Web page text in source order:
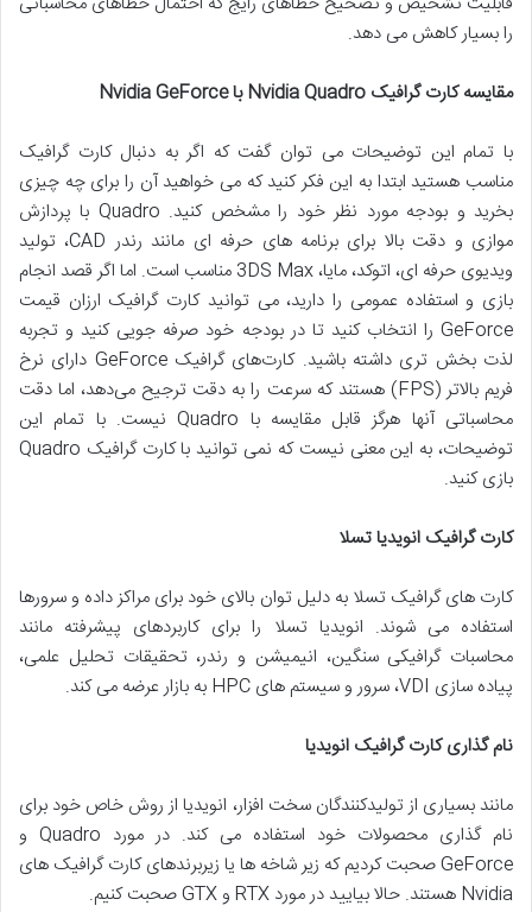
را بسیار کاهش می دهد.
مقایسه کارت گرافیک Nvidia Quadro با Nvidia GeForce
با تمام این توضیحات می توان گفت که اگر به دنبال کارت گرافیک
مناسب هستید ابتدا به این فکر کنید که می خواهید آن را برای چه چیزی
بخرید و بودجه مورد نظر خود را مشخص کنید. Quadro با پردازش
موازی و دقت بالا برای برنامه های حرفه ای مانند رندر CAD، تولید
ویدیوی حرفه ای، اتوکد، مایا، 3DS Max مناسب است. اما اگر قصد انجام
بازی و استفاده عمومی را دارید، می توانید کارت گرافیک ارزان قیمت
GeForce را انتخاب کنید تا در بودجه خود صرفه جویی کنید و تجربه
لذت بخش تری داشته باشید. کارت‌های گرافیک GeForce دارای نرخ
فریم بالاتر (FPS) هستند که سرعت را به دقت ترجیح می‌دهد، اما دقت
محاسباتی آنها هرگز قابل مقایسه با Quadro نیست. با تمام این
توضیحات، به این معنی نیست که نمی توانید با کارت گرافیک Quadro
بازی کنید.
کارت گرافیک انویدیا تسلا
کارت های گرافیک تسلا به دلیل توان بالای خود برای مراکز داده و سرورها
استفاده می شوند. انویدیا تسلا را برای کاربردهای پیشرفته مانند
محاسبات گرافیکی سنگین، انیمیشن و رندر، تحقیقات تحلیل علمی،
پیاده سازی VDI، سرور و سیستم های HPC به بازار عرضه می کند.
نام گذاری کارت گرافیک انویدیا
مانند بسیاری از تولیدکنندگان سخت افزار، انویدیا از روش خاص خود برای
نام گذاری محصولات خود استفاده می کند. در مورد Quadro و
GeForce صحبت کردیم که زیر شاخه ها یا زیربرندهای کارت گرافیک های
Nvidia هستند. حالا بیایید در مورد RTX و GTX صحبت کنیم.